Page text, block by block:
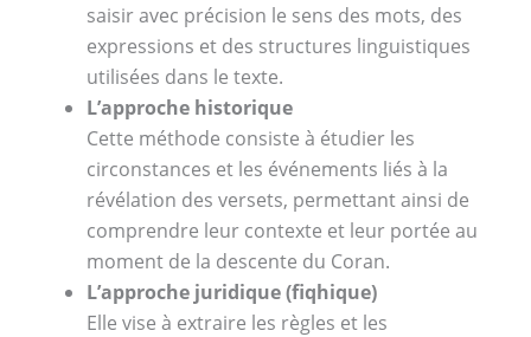
saisir avec précision le sens des mots, des
expressions et des structures linguistiques
utilisées dans le texte.
L’approche historique
Cette méthode consiste à étudier les
circonstances et les événements liés à la
révélation des versets, permettant ainsi de
comprendre leur contexte et leur portée au
moment de la descente du Coran.
L’approche juridique (fiqhique)
Elle vise à extraire les règles et les